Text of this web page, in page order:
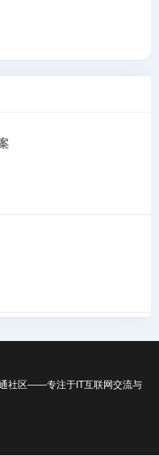
社区——专注于IT互联网交流与